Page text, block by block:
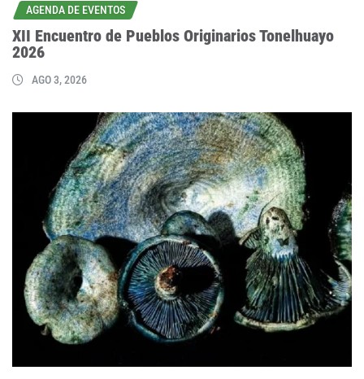
AGENDA DE EVENTOS
XII Encuentro de Pueblos Originarios Tonelhuayo
2026
AGO 3, 2026